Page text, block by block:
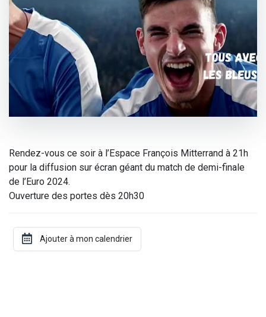
Rendez-vous ce soir à l’Espace François Mitterrand à 21h
pour la diffusion sur écran géant du match de demi-finale
de l’Euro 2024.
Ouverture des portes dès 20h30